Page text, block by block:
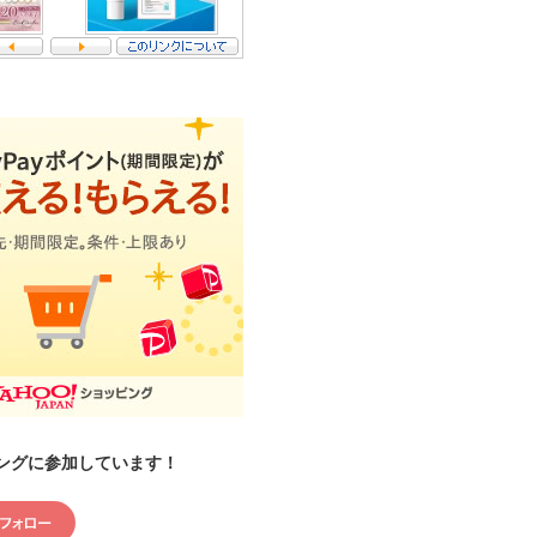
グに参加しています！